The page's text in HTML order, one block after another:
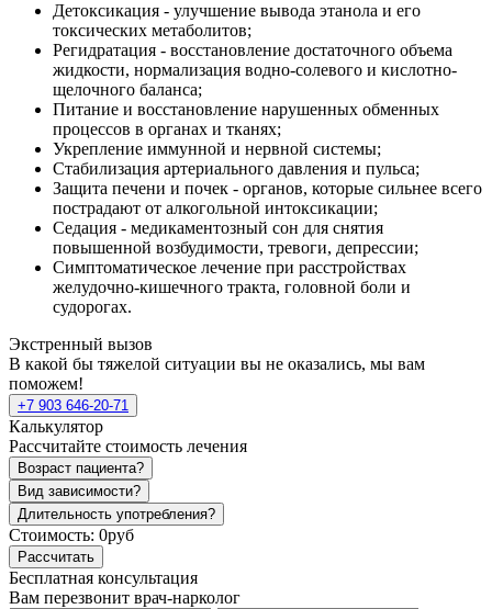
Детоксикация - улучшение вывода этанола и его
токсических метаболитов;
Регидратация - восстановление достаточного объема
жидкости, нормализация водно-солевого и кислотно-
щелочного баланса;
Питание и восстановление нарушенных обменных
процессов в органах и тканях;
Укрепление иммунной и нервной системы;
Стабилизация артериального давления и пульса;
Защита печени и почек - органов, которые сильнее всего
пострадают от алкогольной интоксикации;
Седация - медикаментозный сон для снятия
повышенной возбудимости, тревоги, депрессии;
Симптоматическое лечение при расстройствах
желудочно-кишечного тракта, головной боли и
судорогах.
Экстренный вызов
В какой бы тяжелой ситуации вы не оказались, мы вам
поможем!
+7 903 646-20-71
Калькулятор
Рассчитайте стоимость лечения
Возраст пациента?
Вид зависимости?
Длительность употребления?
Стоимость: 0руб
Рассчитать
Бесплатная консультация
Вам перезвонит врач-нарколог